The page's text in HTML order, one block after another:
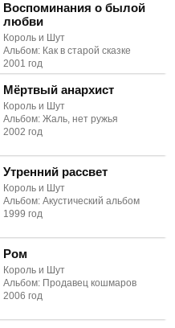
Воспоминания о былой
любви
Король и Шут
Альбом: Как в старой сказке
2001 год
Мёртвый анархист
Король и Шут
Альбом: Жаль, нет ружья
2002 год
Утренний рассвет
Король и Шут
Альбом: Акустический альбом
1999 год
Ром
Король и Шут
Альбом: Продавец кошмаров
2006 год